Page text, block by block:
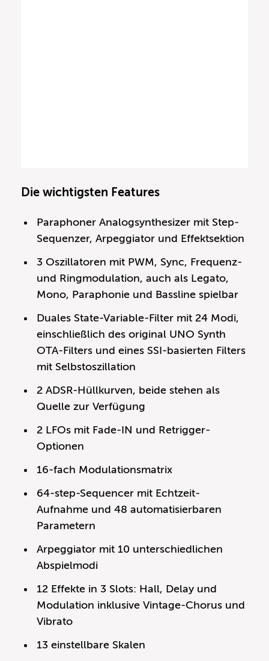
Die wichtigsten Features
Paraphoner Analogsynthesizer mit Step-
Sequenzer, Arpeggiator und Effektsektion
3 Oszillatoren mit PWM, Sync, Frequenz-
und Ringmodulation, auch als Legato,
Mono, Paraphonie und Bassline spielbar
Duales State-Variable-Filter mit 24 Modi,
einschließlich des original UNO Synth
OTA-Filters und eines SSI-basierten Filters
mit Selbstoszillation
2 ADSR-Hüllkurven, beide stehen als
Quelle zur Verfügung
2 LFOs mit Fade-IN und Retrigger-
Optionen
16-fach Modulationsmatrix
64-step-Sequencer mit Echtzeit-
Aufnahme und 48 automatisierbaren
Parametern
Arpeggiator mit 10 unterschiedlichen
Abspielmodi
12 Effekte in 3 Slots: Hall, Delay und
Modulation inklusive Vintage-Chorus und
Vibrato
13 einstellbare Skalen